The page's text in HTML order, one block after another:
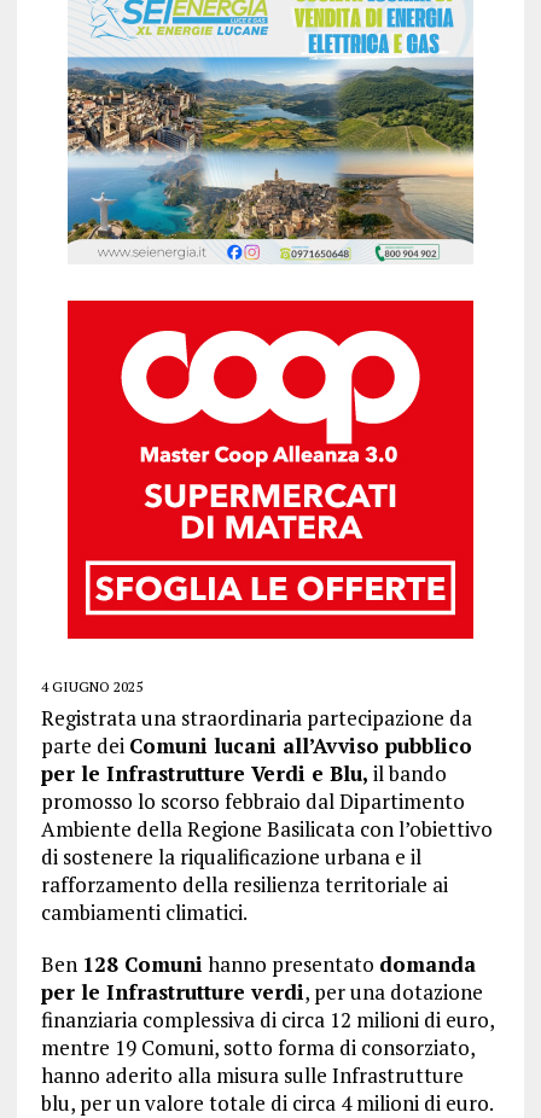
4 GIUGNO 2025
Registrata una straordinaria partecipazione da
parte dei Comuni lucani all’Avviso pubblico
per le Infrastrutture Verdi e Blu, il bando
promosso lo scorso febbraio dal Dipartimento
Ambiente della Regione Basilicata con l’obiettivo
di sostenere la riqualificazione urbana e il
rafforzamento della resilienza territoriale ai
cambiamenti climatici.
Ben 128 Comuni hanno presentato domanda
per le Infrastrutture verdi, per una dotazione
finanziaria complessiva di circa 12 milioni di euro,
mentre 19 Comuni, sotto forma di consorziato,
hanno aderito alla misura sulle Infrastrutture
blu, per un valore totale di circa 4 milioni di euro.